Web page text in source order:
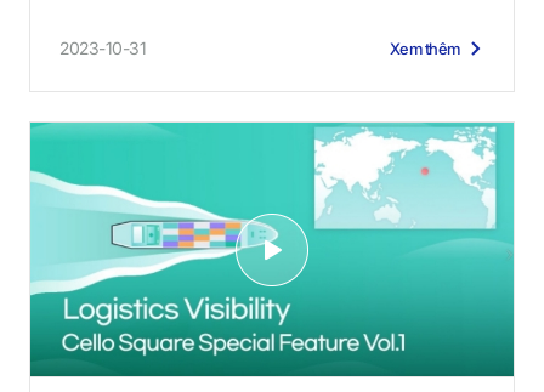
2023-10-31 Xem thêm
V
i
e
o
s